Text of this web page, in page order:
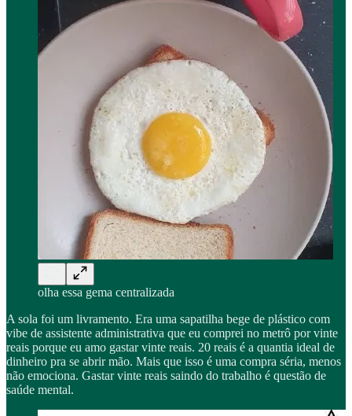
olha essa gema centralizada
A sola foi um livramento. Era uma sapatilha bege de plástico com
vibe de assistente administrativa que eu comprei no metrô por vinte
reais porque eu amo gastar vinte reais. 20 reais é a quantia ideal de
dinheiro pra se abrir mão. Mais que isso é uma compra séria, menos
não emociona. Gastar vinte reais saindo do trabalho é questão de
saúde mental.